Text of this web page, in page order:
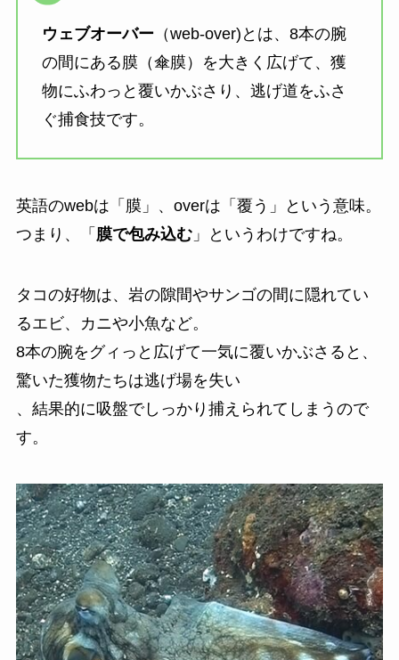
ウェブオーバー（web-over)とは、8本の腕
の間にある膜（傘膜）を大きく広げて、獲
物にふわっと覆いかぶさり、逃げ道をふさ
ぐ捕食技です。
英語のwebは「膜」、overは「覆う」という意味。
つまり、「 膜で包み込む」というわけですね。
タコの好物は、岩の隙間やサンゴの間に隠れてい
るエビ、カニや小魚など。
8本の腕をグィっと広げて一気に覆いかぶさると、
驚いた獲物たちは逃げ場を失い
、結果的に吸盤でしっかり捕えられてしまうので
す。